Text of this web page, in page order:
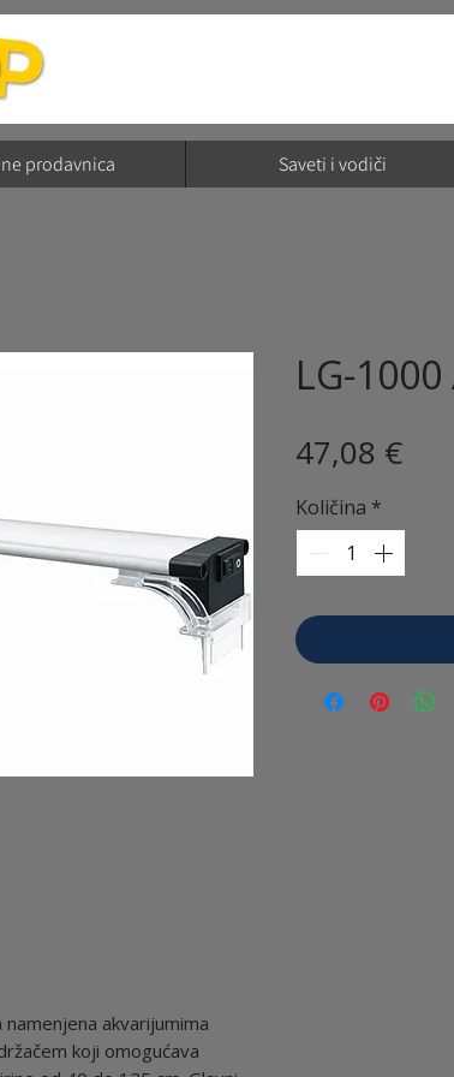
prodavnica Saveti i vodiči
akvarijumima
koji omogućava
LG-
47,08 €
Količina *